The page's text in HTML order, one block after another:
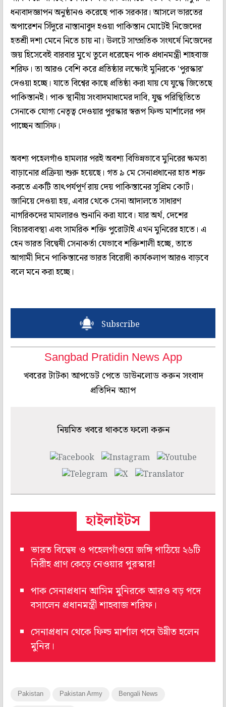
ধন্যবাদজ্ঞাপন অনুষ্ঠানও করেছে পাক সরকার। আসলে ভারতের
অপারেশন সিঁদুরে নাস্তানাবুদ হওয়া পাকিস্তান মোটেই নিজেদের
হতশ্রী দশা মেনে নিতে চায় না। উলটে সাম্প্রতিক সংঘর্ষে নিজেদের
জয় হিসেবেই বারবার মুখে তুলে ধরেছেন পাক প্রধানমন্ত্রী শাহবাজ
শরিফ। তা আরও বেশি করে প্রতিষ্ঠার লক্ষ্যেই মুনিরকে 'পুরস্কার'
দেওয়া হচ্ছে। যাতে বিশ্বের কাছে প্রতিষ্ঠা করা যায় যে যুদ্ধে জিতেছে
পাকিস্তানই। পাক স্থানীয় সংবাদমাধ্যমের দাবি, যুদ্ধ পরিস্থিতিতে
সেনাকে যোগ্য নেতৃত্ব দেওয়ার পুরস্কার স্বরূপ ফিল্ড মার্শালের পদ
পাচ্ছেন আসিফ।
অবশ্য পহেলগাঁও হামলার পরই অবশ্য বিভিন্নভাবে মুনিরের ক্ষমতা
বাড়ানোর প্রক্রিয়া শুরু হয়েছে। গত ৯ মে সেনাপ্রধানের হাত শক্ত
করতে একটি তাৎপর্যপূর্ণ রায় দেয় পাকিস্তানের সুপ্রিম কোর্ট।
জানিয়ে দেওয়া হয়, এবার থেকে সেনা আদালতে সাধারণ
নাগরিকদের মামলারও শুনানি করা যাবে। যার অর্থ, দেশের
বিচারব্যবস্থা এবং সামরিক শক্তি পুরোটাই এখন মুনিরের হাতে। এ
হেন ভারত বিদ্বেষী সেনাকর্তা যেভাবে শক্তিশালী হচ্ছে, তাতে
আগামী দিনে পাকিস্তানের ভারত বিরোধী কার্যকলাপ আরও বাড়বে
বলে মনে করা হচ্ছে।
Subscribe
Sangbad Pratidin News App
খবরের টাটকা আপডেট পেতে ডাউনলোড করুন সংবাদ
প্রতিদিন অ্যাপ
নিয়মিত খবরে থাকতে ফলো করুন
হাইলাইটস
ভারত বিদ্বেষ ও পহেলগাঁওয়ে জঙ্গি পাঠিয়ে ২৬টি
নিরীহ প্রাণ কেড়ে নেওয়ার পুরস্কার!
পাক সেনাপ্রধান আসিম মুনিরকে আরও বড় পদে
বসালেন প্রধানমন্ত্রী শাহবাজ শরিফ।
সেনাপ্রধান থেকে ফিল্ড মার্শাল পদে উন্নীত হলেন
মুনির।
Pakistan Pakistan Army Bengali News